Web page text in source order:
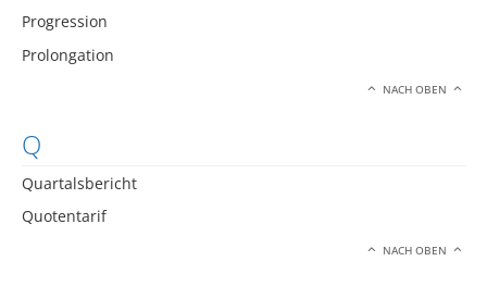
Progression
Prolongation
NACH OBEN
Q
Quartalsbericht
Quotentarif
NACH OBEN